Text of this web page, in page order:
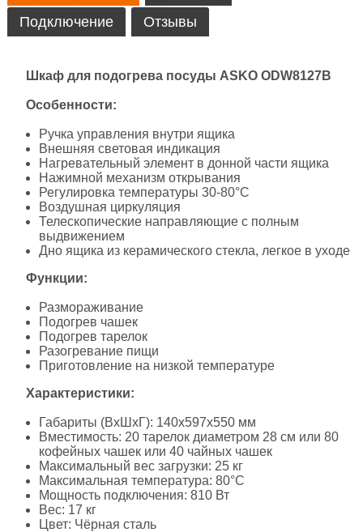
Подключение
Отзывы
Шкаф для подогрева посуды ASKO ODW8127B
Особенности:
Ручка управления внутри ящика
Внешняя световая индикация
Нагревательный элемент в донной части ящика
Нажимной механизм открывания
Регулировка температуры 30-80°C
Воздушная циркуляция
Телескопические направляющие с полным
выдвижением
Дно ящика из керамического стекла, легкое в уходе
Функции:
Размораживание
Подогрев чашек
Подогрев тарелок
Разогревание пищи
Приготовление на низкой температуре
Характеристики:
Габариты (ВхШхГ): 140х597х550 мм
Вместимость: 20 тарелок диаметром 28 см или 80
кофейных чашек или 40 чайных чашек
Максимальный вес загрузки: 25 кг
Максимальная температура: 80°C
Мощность подключения: 810 Вт
Вес: 17 кг
Цвет: Чёрная сталь